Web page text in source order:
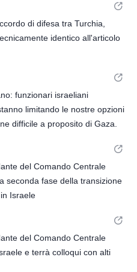
di difesa tra Turchia,
identico all'articolo
funzionari israeliani
limitando le nostre opzioni
difficile a proposito di Gaza.
del Comando Centrale
seconda fase della transizione
Israele
del Comando Centrale
e terrà colloqui con alti